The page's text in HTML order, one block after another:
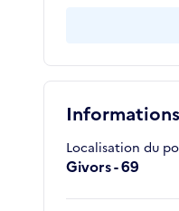
Localisation du
Givors - 69